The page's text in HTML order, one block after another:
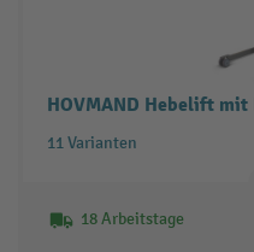
HOVMAND Hebelift
11 Varianten
18 Arbeitstage